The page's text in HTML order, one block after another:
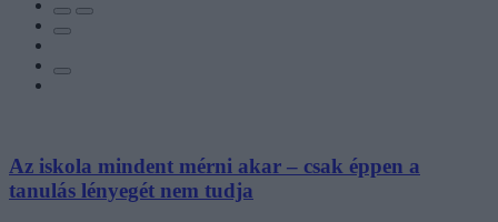
Az iskola mindent mérni akar – csak éppen a
tanulás lényegét nem tudja